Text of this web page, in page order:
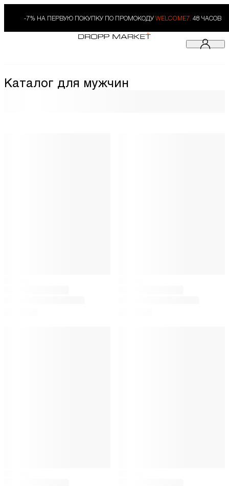
-7% НА ПЕРВУЮ ПОКУПКУ ПО ПРОМОКОДУ WELCOME7. 48 ЧАСОВ
Каталог для мужчин